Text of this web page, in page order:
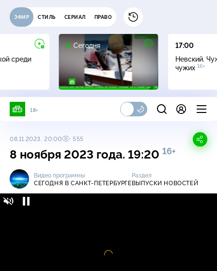
ЭФИР СТИЛЬ СЕРИАЛ ПРАВО
среди
Сегодня
17:00
Невский.
чужих 16+
18+
08.11.2023, 20:00 555
8 ноября 2023 года. 19:20 16+
Видео программы
СЕГОДНЯ В САНКТ-ПЕТЕРБУРГЕ
Раздел
ВЫПУСКИ НОВОСТЕЙ